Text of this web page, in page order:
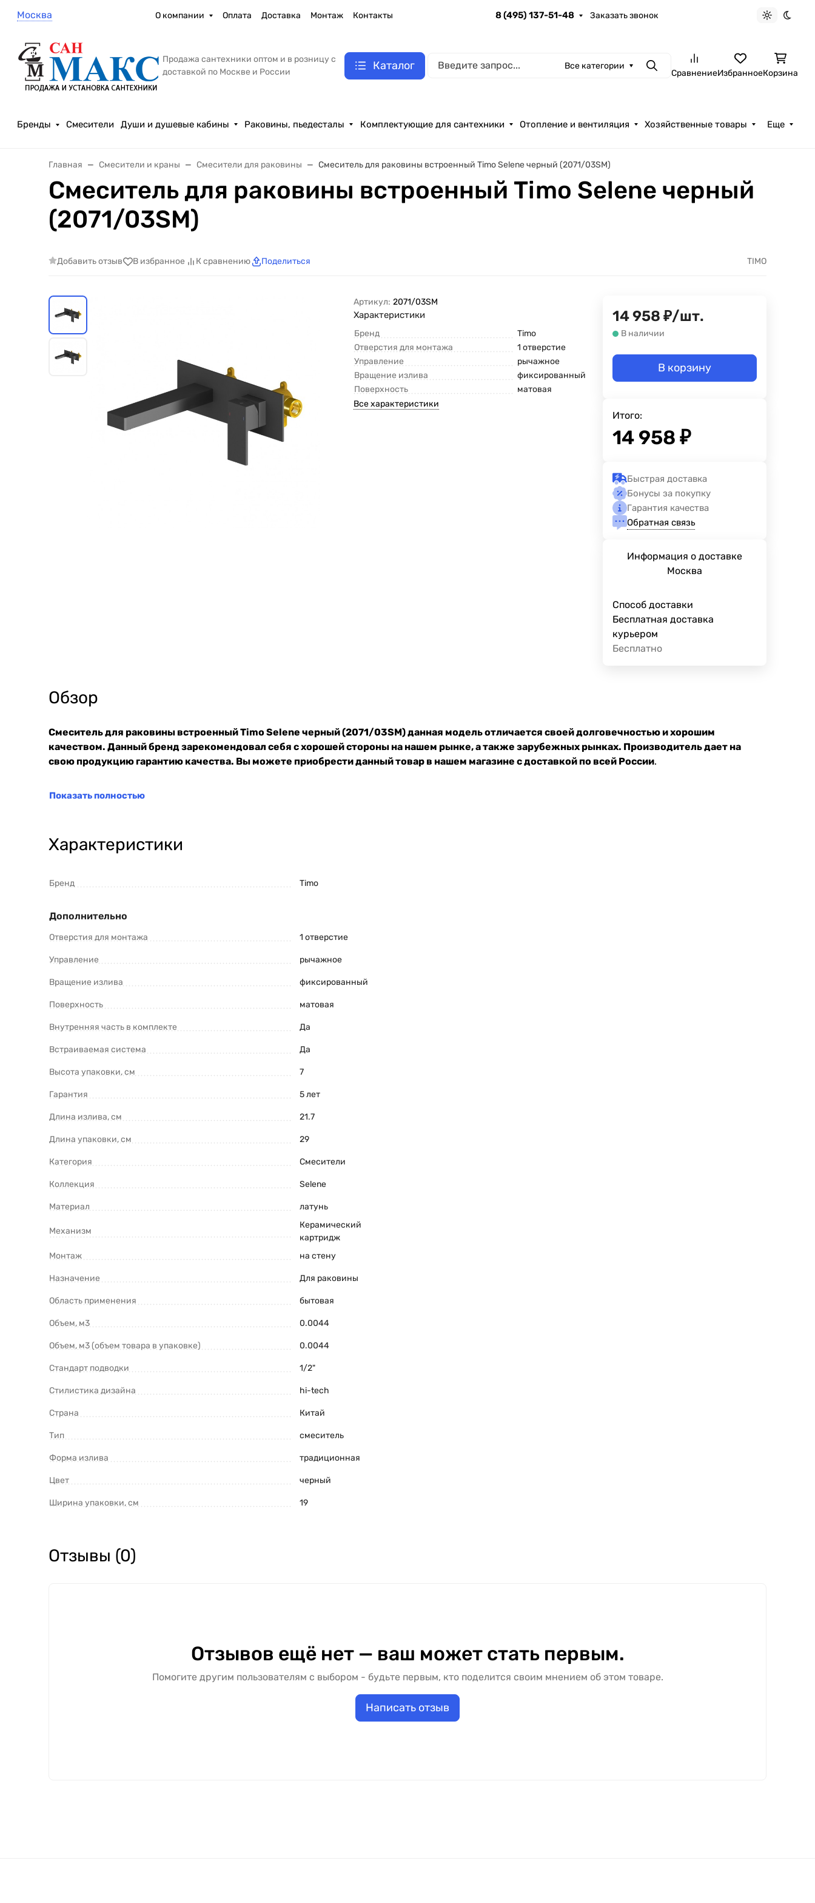
Москва О компании Оплата Доставка Монтаж Контакты 8 (495) 137-51-48 Заказать звонок
Светлая
Продажа сантехники оптом и в розницу с
доставкой по Москве и России
Каталог Все категории ПоискСравнениеИзбранноеКорзина
Бренды Смесители Души и душевые кабины Раковины, пьедесталы Комплектующие для сантехники Отопление и вентиляция Хозяйственные товары Еще
Главная Смесители и краны Смесители для раковины Смеситель для раковины встроенный Timo Selene черный (2071/03SM)
Смеситель для раковины встроенный Timo Selene черный
(2071/03SM)
Добавить отзыв В избранное К сравнению Поделиться TIMO
Артикул: 2071/03SM
Характеристики
Бренд
Timo
Отверстия для монтажа
1 отверстие
Управление
рычажное
Вращение излива
фиксированный
Поверхность
матовая
Все характеристики
14 958 ₽/шт.
В наличии
В корзину
Итого:
14 958 ₽
Быстрая доставка
Бонусы за покупку
Гарантия качества
Обратная связь
Информация о доставке
Москва
Способ доставки
Бесплатная доставка
курьером
Бесплатно
Обзор
Смеситель для раковины встроенный Timo Selene черный (2071/03SM) данная модель отличается своей долговечностью и хорошим
качеством. Данный бренд зарекомендовал себя с хорошей стороны на нашем рынке, а также зарубежных рынках. Производитель дает на
свою продукцию гарантию качества. Вы можете приобрести данный товар в нашем магазине с доставкой по всей России.
Показать полностью
Характеристики
Бренд Timo
Дополнительно
Отверстия для монтажа 1 отверстие
Управление рычажное
Вращение излива фиксированный
Поверхность матовая
Внутренняя часть в комплекте Да
Встраиваемая система Да
Высота упаковки, см 7
Гарантия 5 лет
Длина излива, см 21.7
Длина упаковки, см 29
Категория Смесители
Коллекция Selene
Материал латунь
Механизм
Керамический
картридж
Монтаж
на стену
Назначение Для раковины
Область применения бытовая
Объем, м3 0.0044
Объем, м3 (объем товара в упаковке) 0.0044
Стандарт подводки 1/2"
Стилистика дизайна hi-tech
Страна Китай
Тип смеситель
Форма излива традиционная
Цвет черный
Ширина упаковки, см 19
Отзывы (0)
Отзывов ещё нет — ваш может стать первым.
Помогите другим пользователям с выбором - будьте первым, кто поделится своим мнением об этом товаре.
Написать отзыв